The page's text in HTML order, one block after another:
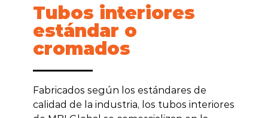
Tubos interiores
estándar o
cromados
Fabricados según los estándares de
calidad de la industria, los tubos interiores